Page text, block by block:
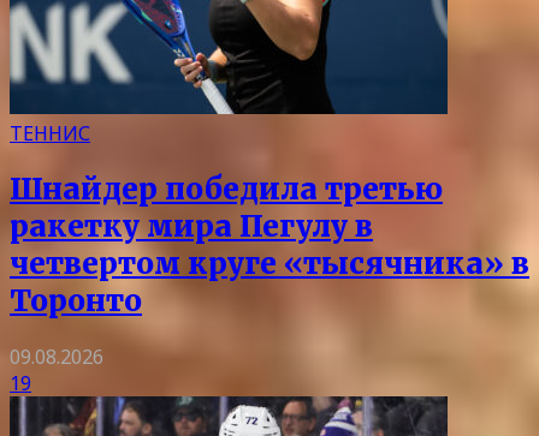
ТЕННИС
Шнайдер победила третью
ракетку мира Пегулу в
четвертом круге «тысячника» в
Торонто
09.08.2026
19